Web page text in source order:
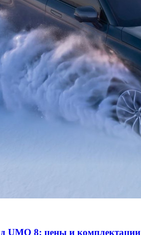
UMO 8: цены и комплектации